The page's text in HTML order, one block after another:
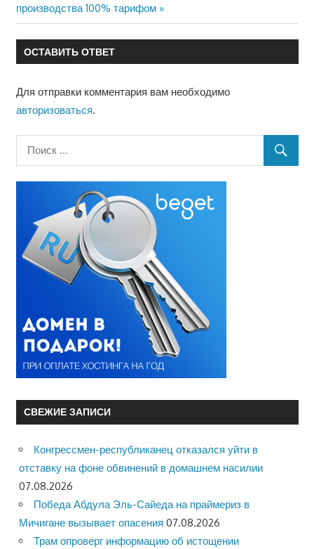
записям
запись:
производства 100% тарифом
ОСТАВИТЬ ОТВЕТ
Для отправки комментария вам необходимо
авторизоваться.
СВЕЖИЕ ЗАПИСИ
Конгрессмен-республиканец отказался уйти в
отставку на фоне обвинений в домашнем насилии
07.08.2026
Победа Абдула Эль-Сайеда на праймериз в
Мичигане вызывает опасения 07.08.2026
Трам опроверг информацию об истощении